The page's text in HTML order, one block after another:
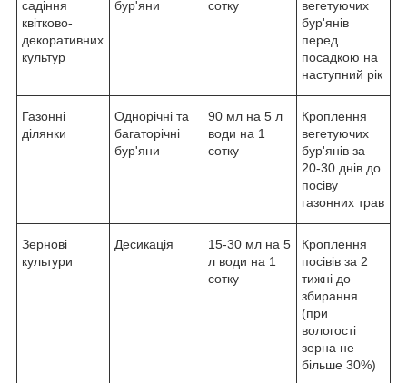
садіння
квітково-
декоративних
культур
бур'яни сотку
вегетуючих
бур'янів
перед
посадкою на
наступний рік
Газонні
ділянки
Однорічні та
багаторічні
бур'яни
90 мл на 5 л
води на 1
сотку
Кроплення
вегетуючих
бур'янів за
20-30 днів до
посіву
газонних трав
Зернові
культури
Десикація
15-30 мл на 5
л води на 1
сотку
Кроплення
посівів за 2
тижні до
збирання
(при
вологості
зерна не
більше 30%)